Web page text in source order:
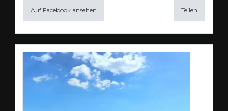
Auf Facebook ansehen Teilen